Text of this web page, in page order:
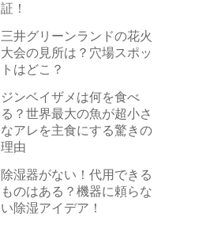
証！
三井グリーンランドの花火
大会の見所は？穴場スポッ
トはどこ？
ジンベイザメは何を食べ
る？世界最大の魚が超小さ
なアレを主食にする驚きの
理由
除湿器がない！代用できる
ものはある？機器に頼らな
い除湿アイデア！